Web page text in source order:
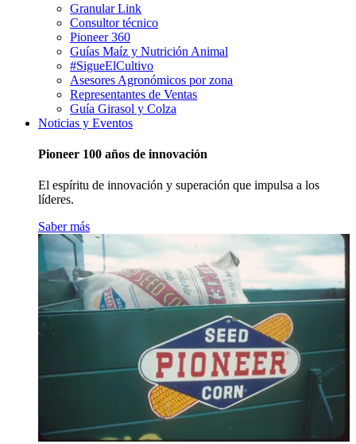
Granular Link
Consultor técnico
Pioneer 360
Guías Maíz y Nutrición Animal
#SigueElCultivo
Asesores Agronómicos por zona
Representantes de Ventas
Guía Girasol y Colza
Noticias y Eventos
Pioneer 100 años de innovación
El espíritu de innovación y superación que impulsa a los
líderes.
Saber más